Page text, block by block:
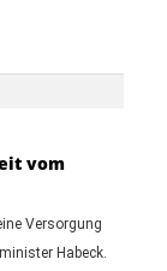
vom
Versorgung
Habeck.